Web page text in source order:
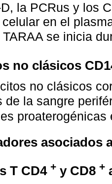
la PCRus y los
en el
se inicia
no clásicos
no clásicos
de la sangre
asociados
T CD4 + y CD8 +